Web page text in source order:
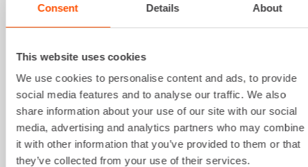
Consent Details About
This website uses cookies
We use cookies to personalise content and ads, to provide
social media features and to analyse our traffic. We also
share information about your use of our site with our social
media, advertising and analytics partners who may combine
it with other information that you’ve provided to them or that
they’ve collected from your use of their services.
tarjoamme luotettavaa
sähköistys- ja valaistuspalvelua
toteutamme ratkaisut, jotka
varmistavat työmaasi
turvallisuuden ja toimivuuden.